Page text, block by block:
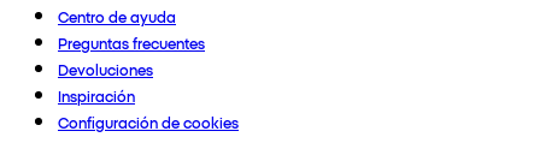
Centro de ayuda
Preguntas frecuentes
Devoluciones
Inspiración
Configuración de cookies